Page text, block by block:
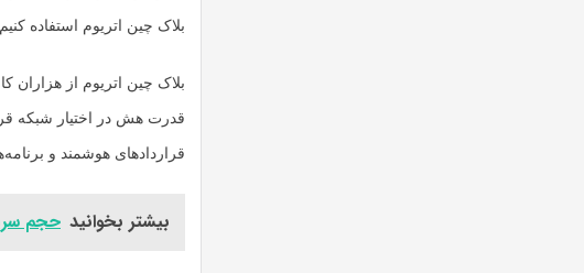
بلاک چین اتریوم استفاده کنیم.
بلاک چین اتریوم از
قراردادهای هوشمند و
بیشتر بخوانید حجم